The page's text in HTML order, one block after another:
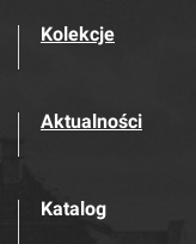
Kolekcje
Aktualności
Katalog